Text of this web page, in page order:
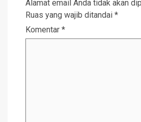
Alamat email Anda tidak akan
Ruas yang wajib ditandai *
Komentar *